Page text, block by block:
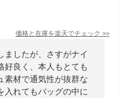
価格と在庫を楽天でチェック >>
ましたが、さすがナイ
好良く、本人もとても
素材で通気性が抜群な
入れてもバッグの中に